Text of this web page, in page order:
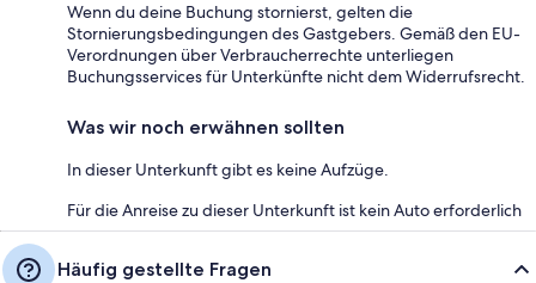
Wenn du deine Buchung stornierst, gelten die
Stornierungsbedingungen des Gastgebers. Gemäß den EU-
Verordnungen über Verbraucherrechte unterliegen
Buchungsservices für Unterkünfte nicht dem Widerrufsrecht.
Was wir noch erwähnen sollten
In dieser Unterkunft gibt es keine Aufzüge.
Für die Anreise zu dieser Unterkunft ist kein Auto erforderlich
Häufig gestellte Fragen